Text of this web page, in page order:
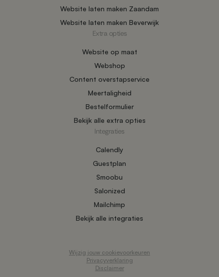
Website laten maken Zaandam
Website laten maken Beverwijk
Extra opties
Website op maat
Webshop
Content overstapservice
Meertaligheid
Bestelformulier
Bekijk alle extra opties
Integraties
Calendly
Guestplan
Smoobu
Salonized
Mailchimp
Bekijk alle integraties
Wijzig jouw cookievoorkeuren
Privacyverklaring
Disclaimer